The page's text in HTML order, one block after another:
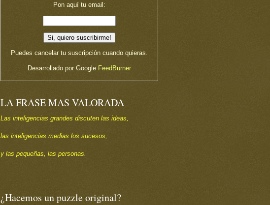
Pon aquí tu email:
Puedes cancelar tu suscripción cuando quieras.
Desarrollado por Google FeedBurner
LA FRASE MAS VALORADA
Las inteligencias grandes discuten las ideas,
las inteligencias medias los sucesos,
y las pequeñas, las personas.
¿Hacemos un puzzle original?